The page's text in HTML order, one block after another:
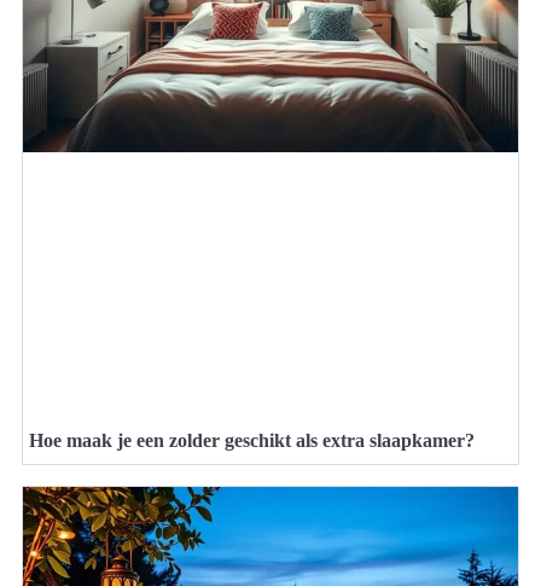
Hoe maak je een zolder geschikt als extra slaapkamer?